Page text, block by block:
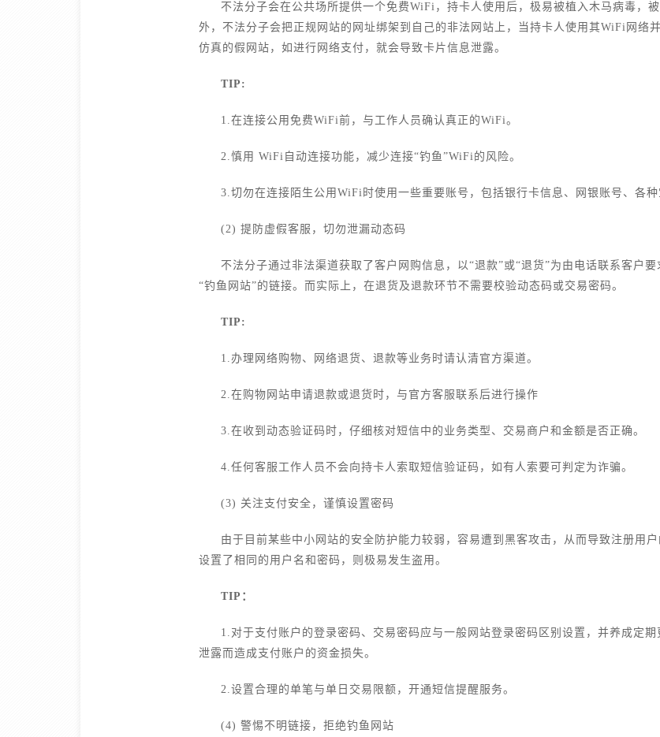
不法分子会在公共场所提供一个免费WiFi，持卡人使用后，极易被植入木马病毒，
外，不法分子会把正规网站的网址绑架到自己的非法网站上，当持卡人使用其WiFi网络
仿真的假网站，如进行网络支付，就会导致卡片信息泄露。
TIP:
1.在连接公用免费WiFi前，与工作人员确认真正的WiFi。
2.慎用 WiFi自动连接功能，减少连接“钓鱼”WiFi的风险。
3.切勿在连接陌生公用WiFi时使用一些重要账号，包括银行卡信息、网银账号、各种
(2) 提防虚假客服，切勿泄漏动态码
不法分子通过非法渠道获取了客户网购信息，以“退款”或“退货”为由电话联系客户
“钓鱼网站”的链接。而实际上，在退货及退款环节不需要校验动态码或交易密码。
TIP:
1.办理网络购物、网络退货、退款等业务时请认清官方渠道。
2.在购物网站申请退款或退货时，与官方客服联系后进行操作
3.在收到动态验证码时，仔细核对短信中的业务类型、交易商户和金额是否正确。
4.任何客服工作人员不会向持卡人索取短信验证码，如有人索要可判定为诈骗。
(3) 关注支付安全，谨慎设置密码
由于目前某些中小网站的安全防护能力较弱，容易遭到黑客攻击，从而导致注册用
设置了相同的用户名和密码，则极易发生盗用。
TIP：
1.对于支付账户的登录密码、交易密码应与一般网站登录密码区别设置，并养成定
泄露而造成支付账户的资金损失。
2.设置合理的单笔与单日交易限额，开通短信提醒服务。
(4) 警惕不明链接，拒绝钓鱼网站